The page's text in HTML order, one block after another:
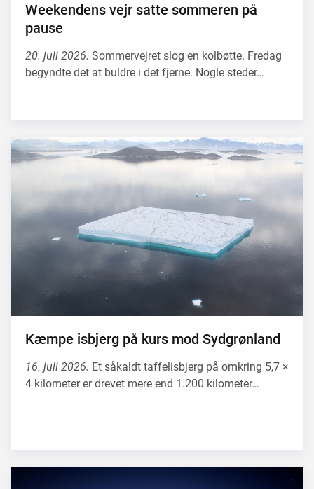
Weekendens vejr satte sommeren på
pause
20. juli 2026. Sommervejret slog en kolbøtte. Fredag
begyndte det at buldre i det fjerne. Nogle steder…
Kæmpe isbjerg på kurs mod Sydgrønland
16. juli 2026. Et såkaldt taffelisbjerg på omkring 5,7 ×
4 kilometer er drevet mere end 1.200 kilometer…